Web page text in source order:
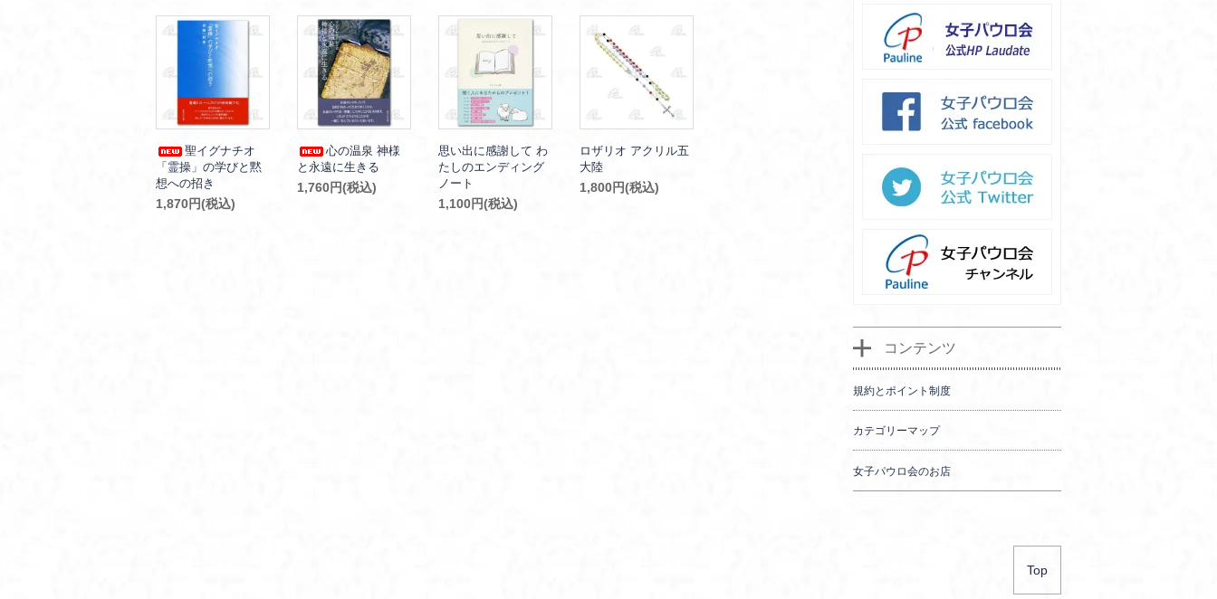
聖イグナチオ
「霊操」の学びと黙
想への招き
1,870円(税込)
心の温泉 神様
と永遠に生きる
1,760円(税込)
思い出に感謝して わ
たしのエンディング
ノート
1,100円(税込)
ロザリオ アクリル五
大陸
1,800円(税込)
コンテンツ
規約とポイント制度
カテゴリーマップ
女子パウロ会のお店
Top